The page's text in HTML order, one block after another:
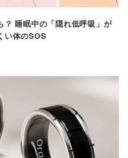
？ 睡眠中の「隠れ低呼吸」が
い体のSOS